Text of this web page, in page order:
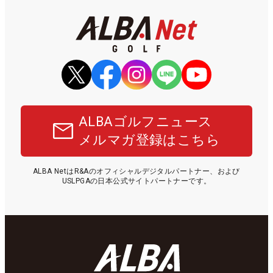
ALBAゴルフニュース
メルマガ登録はこちら
ALBA NetはR&Aのオフィシャルデジタルパートナー、および
USLPGAの日本公式サイトパートナーです。